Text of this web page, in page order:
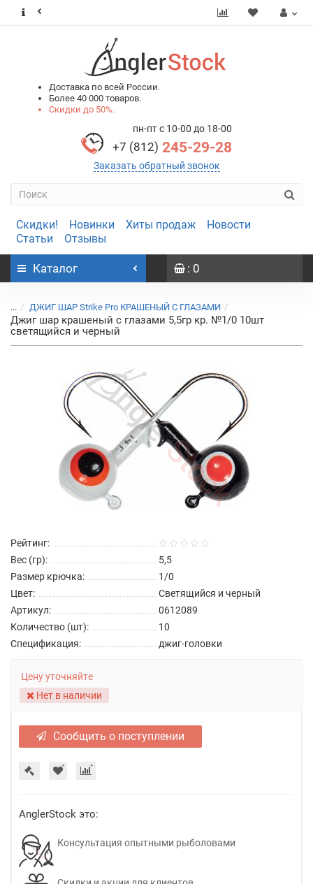
Доставка по всей России.
Более 40 000 товаров.
Скидки до 50%.
пн-пт с 10-00 до 18-00
+7 (812) 245-29-28
Заказать обратный звонок
Скидки! Новинки Хиты продаж
Новости
Статьи
Отзывы
Каталог : 0
... ДЖИГ ШАР Strike Pro КРАШЕНЫЙ С ГЛАЗАМИ
Джиг шар крашеный с глазами 5,5гр кр. №1/0 10шт
светящийся и черный
Рейтинг:
Вес (гр):
5,5
Размер крючка:
1/0
Цвет:
Светящийся и черный
Артикул:
0612089
Количество (шт):
10
Спецификация:
джиг-головки
Цену уточняйте
Нет в наличии
Сообщить о поступлении
AnglerStock это:
Консультация опытными рыболовами